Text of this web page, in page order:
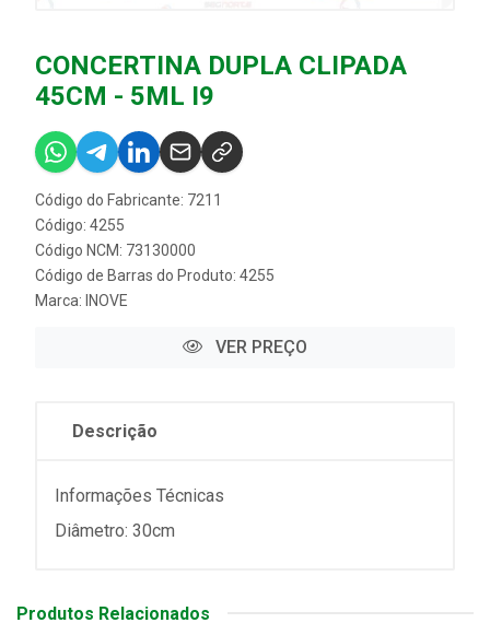
CONCERTINA DUPLA CLIPADA
45CM - 5ML I9
Código do Fabricante: 7211
Código: 4255
Código NCM: 73130000
Código de Barras do Produto: 4255
Marca: INOVE
VER PREÇO
Descrição
Informações Técnicas
Diâmetro: 30cm
Produtos Relacionados